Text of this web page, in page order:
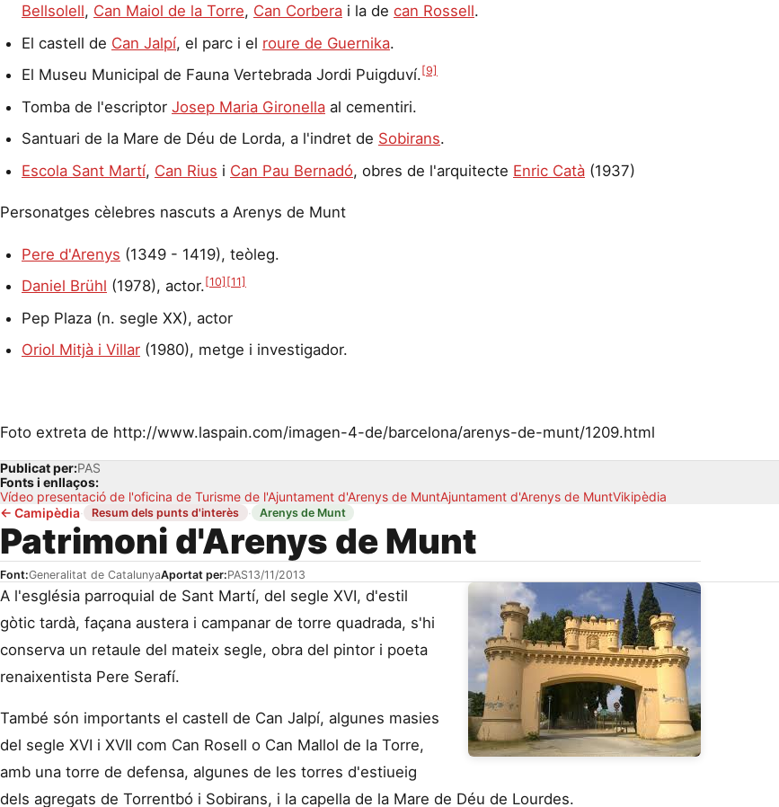
Bellsolell, Can Maiol de la Torre, Can Corbera i la de can Rossell.
El castell de Can Jalpí, el parc i el roure de Guernika.
El Museu Municipal de Fauna Vertebrada Jordi Puigduví. [9]
Tomba de l'escriptor Josep Maria Gironella al cementiri.
Santuari de la Mare de Déu de Lorda, a l'indret de Sobirans.
Escola Sant Martí, Can Rius i Can Pau Bernadó, obres de l'arquitecte Enric Catà (1937)
Personatges cèlebres nascuts a Arenys de Munt
Pere d'Arenys (1349 - 1419), teòleg.
Daniel Brühl (1978), actor. [10] [11]
Pep Plaza (n. segle XX), actor
Oriol Mitjà i Villar (1980), metge i investigador.
Foto extreta de http://www.laspain.com/imagen-4-de/barcelona/arenys-de-munt/1209.html
Publicat per:PAS
Fonts i enllaços:
Vídeo presentació de l'oficina de Turisme de l'Ajuntament d'Arenys de MuntAjuntament d'Arenys de MuntVikipèdia
← Camipèdia· Resum dels punts d'interès · Arenys de Munt
Patrimoni d'Arenys de Munt
Font:Generalitat de CatalunyaAportat per:PAS13/11/2013
A l'església parroquial de Sant Martí, del segle XVI, d'estil
gòtic tardà, façana austera i campanar de torre quadrada, s'hi
conserva un retaule del mateix segle, obra del pintor i poeta
renaixentista Pere Serafí.
També són importants el castell de Can Jalpí, algunes masies
del segle XVI i XVII com Can Rosell o Can Mallol de la Torre,
amb una torre de defensa, algunes de les torres d'estiueig
dels agregats de Torrentbó i Sobirans, i la capella de la Mare de Déu de Lourdes.